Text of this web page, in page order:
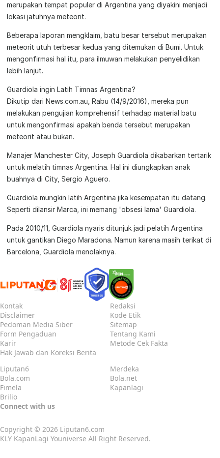
merupakan tempat populer di Argentina yang diyakini menjadi
lokasi jatuhnya meteorit.
Beberapa laporan mengklaim, batu besar tersebut merupakan
meteorit utuh terbesar kedua yang ditemukan di Bumi. Untuk
mengonfirmasi hal itu, para ilmuwan melakukan penyelidikan
lebih lanjut.
Guardiola ingin Latih Timnas Argentina?
Dikutip dari News.com.au, Rabu (14/9/2016), mereka pun
melakukan pengujian komprehensif terhadap material batu
untuk mengonfirmasi apakah benda tersebut merupakan
meteorit atau bukan.
Manajer Manchester City, Joseph Guardiola dikabarkan tertarik
untuk melatih timnas Argentina. Hal ini diungkapkan anak
buahnya di City, Sergio Aguero.
Guardiola mungkin latih Argentina jika kesempatan itu datang.
Seperti dilansir Marca, ini memang 'obsesi lama' Guardiola.
Pada 2010/11, Guardiola nyaris ditunjuk jadi pelatih Argentina
untuk gantikan Diego Maradona. Namun karena masih terikat di
Barcelona, Guardiola menolaknya.
Kontak
Redaksi
Disclaimer
Kode Etik
Pedoman Media Siber
Sitemap
Form Pengaduan
Tentang Kami
Karir
Metode Cek Fakta
Hak Jawab dan Koreksi Berita
Liputan6
Merdeka
Bola.com
Bola.net
Fimela
Kapanlagi
Brilio
Connect with us
Copyright © 2026 Liputan6.com
KLY KapanLagi Youniverse All Right Reserved.